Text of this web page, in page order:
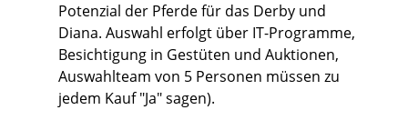
Potenzial der Pferde für das Derby und
Diana. Auswahl erfolgt über IT-Programme,
Besichtigung in Gestüten und Auktionen,
Auswahlteam von 5 Personen müssen zu
jedem Kauf "Ja" sagen).